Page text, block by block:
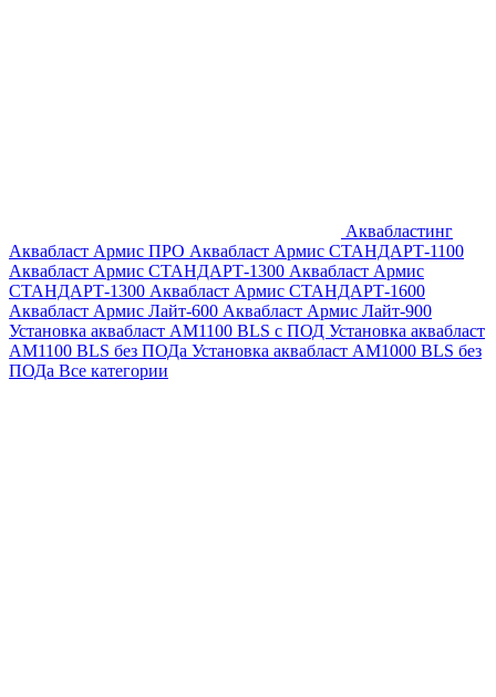
Аквабластинг
Аквабласт Армис ПРО Аквабласт Армис СТАНДАРТ-1100
Аквабласт Армис СТАНДАРТ-1300 Аквабласт Армис
СТАНДАРТ-1300 Аквабласт Армис СТАНДАРТ-1600
Аквабласт Армис Лайт-600 Аквабласт Армис Лайт-900
Установка аквабласт AM1100 BLS с ПОД Установка аквабласт
AM1100 BLS без ПОДа Установка аквабласт AM1000 BLS без
ПОДа Все категории